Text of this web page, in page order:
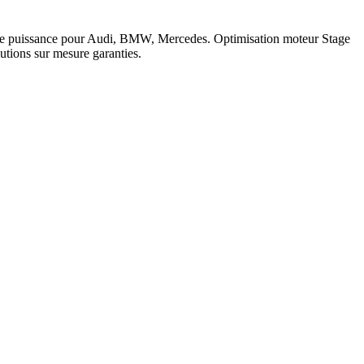
puissance pour Audi, BMW, Mercedes. Optimisation moteur Stage
sur mesure garanties.